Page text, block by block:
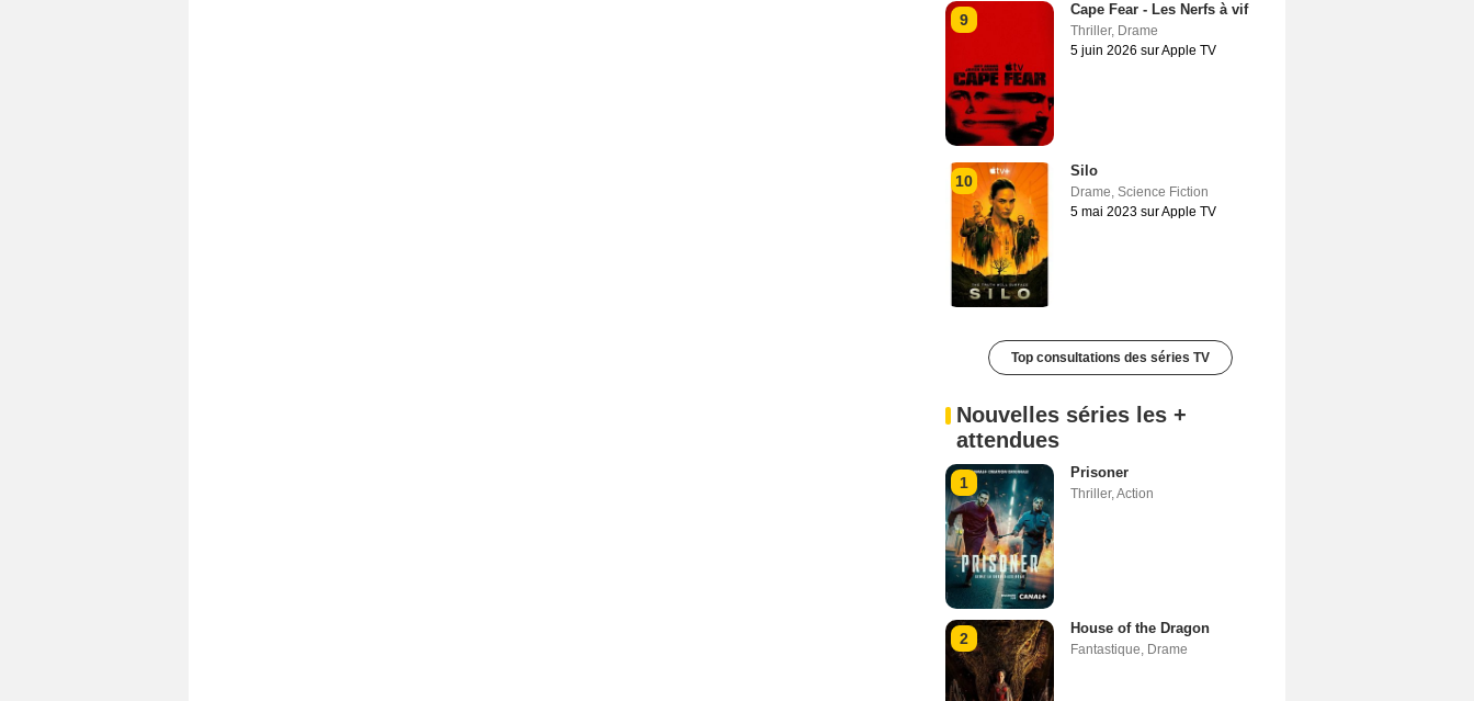
9
Cape Fear - Les Nerfs à vif
Thriller, Drame
5 juin 2026 sur Apple TV
10
Silo
Drame, Science Fiction
5 mai 2023 sur Apple TV
Top consultations des séries TV
Nouvelles séries les +
attendues
1
Prisoner
Thriller,Action
2
House of the Dragon
Fantastique, Drame